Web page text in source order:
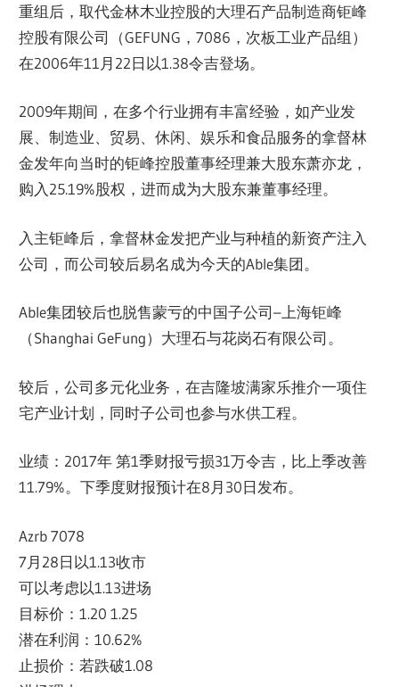
重组后，取代金林木业控股的大理石产品制造商钜峰
控股有限公司（GEFUNG，7086，次板工业产品组）
在2006年11月22日以1.38令吉登场。
2009年期间，在多个行业拥有丰富经验，如产业发
展、制造业、贸易、休闲、娱乐和食品服务的拿督林
金发年向当时的钜峰控股董事经理兼大股东萧亦龙，
购入25.19%股权，进而成为大股东兼董事经理。
入主钜峰后，拿督林金发把产业与种植的新资产注入
公司，而公司较后易名成为今天的Able集团。
Able集团较后也脱售蒙亏的中国子公司–上海钜峰
（Shanghai GeFung）大理石与花岗石有限公司。
较后，公司多元化业务，在吉隆坡满家乐推介一项住
宅产业计划，同时子公司也参与水供工程。
业绩：2017年 第1季财报亏损31万令吉，比上季改善
11.79%。下季度财报预计在8月30日发布。
Azrb 7078
7月28日以1.13收市
可以考虑以1.13进场
目标价：1.20 1.25
潜在利润：10.62%
止损价：若跌破1.08